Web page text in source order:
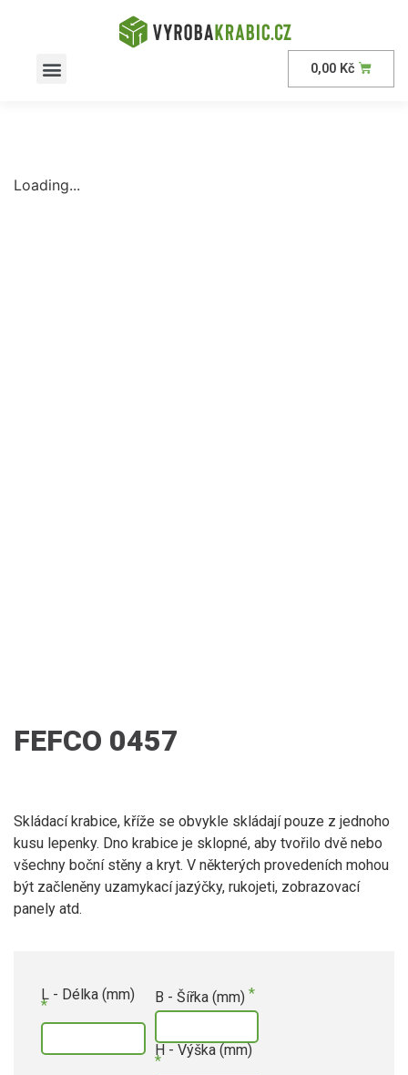
0,00 Kč
Loading...
FEFCO 0457
Skládací krabice, kříže se obvykle skládají pouze z jednoho
kusu lepenky. Dno krabice je sklopné, aby tvořilo dvě nebo
všechny boční stěny a kryt. V některých provedeních mohou
být začleněny uzamykací jazýčky, rukojeti, zobrazovací
panely atd.
L - Délka (mm) B - Šířka (mm)
H - Výška (mm)